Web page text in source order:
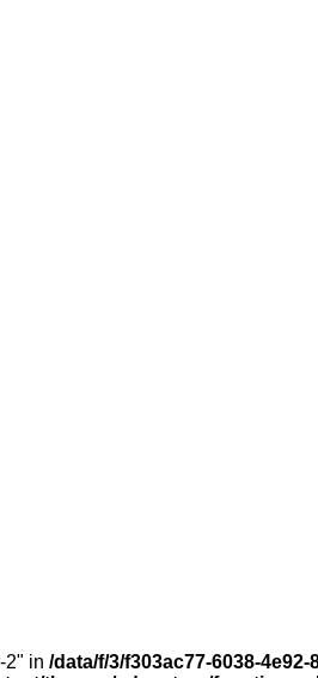
2" in /data/f/3/f303ac77-6038-